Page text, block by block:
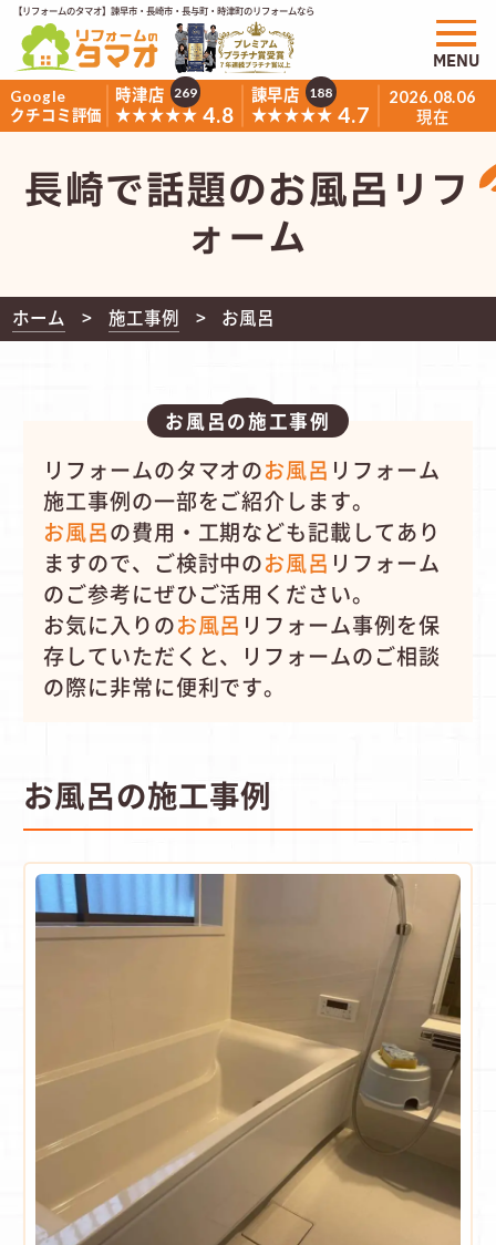
【リフォームのタマオ】諫早市・長崎市・長与町・時津町のリフォームなら
Google
クチコミ評価
時津店
★★★★★ 4.8
269
諫早店
★★★★★ 4.7
188 2026.08.06
現在
MENU
長崎で話題のお風呂リフ
ォーム
ホーム 施工事例 お風呂
お風呂の施工事例
リフォームのタマオのお風呂 リフォーム
施工事例の一部をご紹介します。
お風呂の費用・工期なども記載してあり
ますので、ご検討中のお風呂 リフォーム
のご参考にぜひご活用ください。
お気に入りのお風呂 リフォーム事例を保
存していただくと、リフォームのご相談
の際に非常に便利です。
お風呂の施工事例